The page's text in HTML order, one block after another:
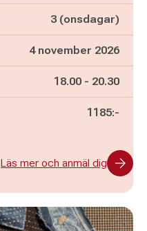
3 (onsdagar)
4 november 2026
Pågår mellan
18.00 - och
20.30
1185:-
Läs mer och anmäl dig